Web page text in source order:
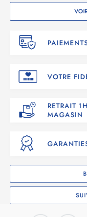
VOTRE
RETRAIT
MAGASIN